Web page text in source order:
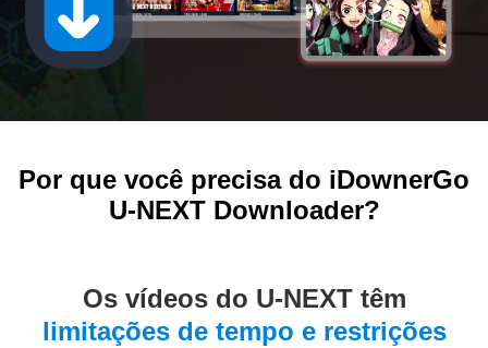
Por que você precisa do iDownerGo
U-NEXT Downloader?
Os vídeos do U-NEXT têm
limitações de tempo e restrições